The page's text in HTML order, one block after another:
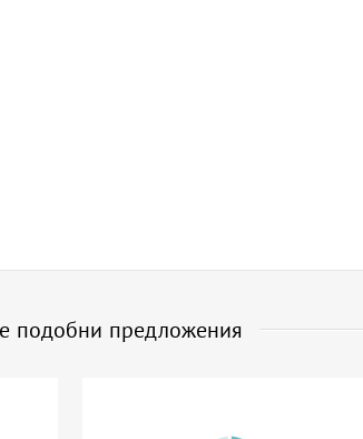
подобни предложения